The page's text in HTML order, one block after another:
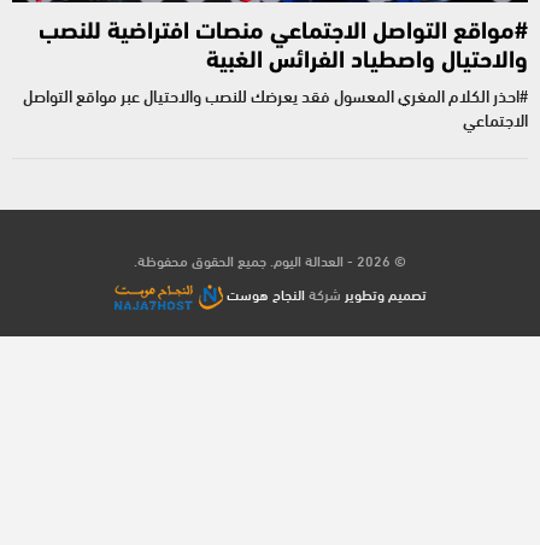
#مواقع التواصل الاجتماعي منصات افتراضية للنصب
والاحتيال واصطياد الفرائس الغبية
#احذر الكلام المغري المعسول فقد يعرضك للنصب والاحتيال عبر مواقع التواصل
الاجتماعي
© 2026 - العدالة اليوم. جميع الحقوق محفوظة.
تصميم وتطوير شركةالنجاح هوست